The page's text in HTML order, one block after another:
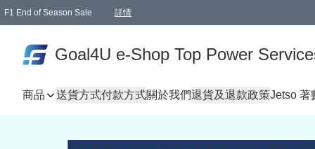
F1 End of Season Sale 詳情
Goal4U e-Shop Top Power
商品 送貨方式付款方式關於我們退貨及退款政策Jetso 著